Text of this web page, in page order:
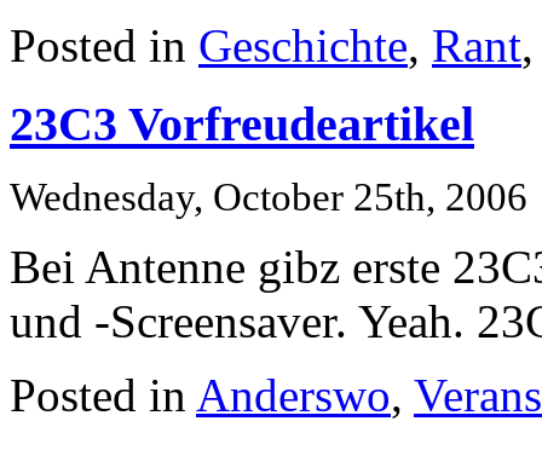
Posted in Geschichte, Rant
23C3 Vorfreudeartikel
Wednesday, October 25th, 2006
Bei Antenne gibz erste
und -Screensaver. Yeah.
Posted in Anderswo,